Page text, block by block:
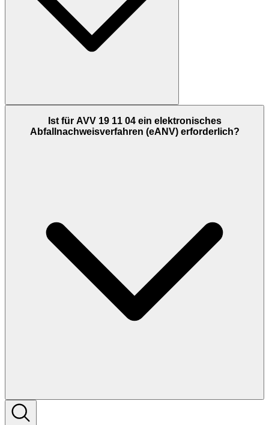
Ist für AVV 19 11 04 ein elektronisches
Abfallnachweisverfahren (eANV) erforderlich?